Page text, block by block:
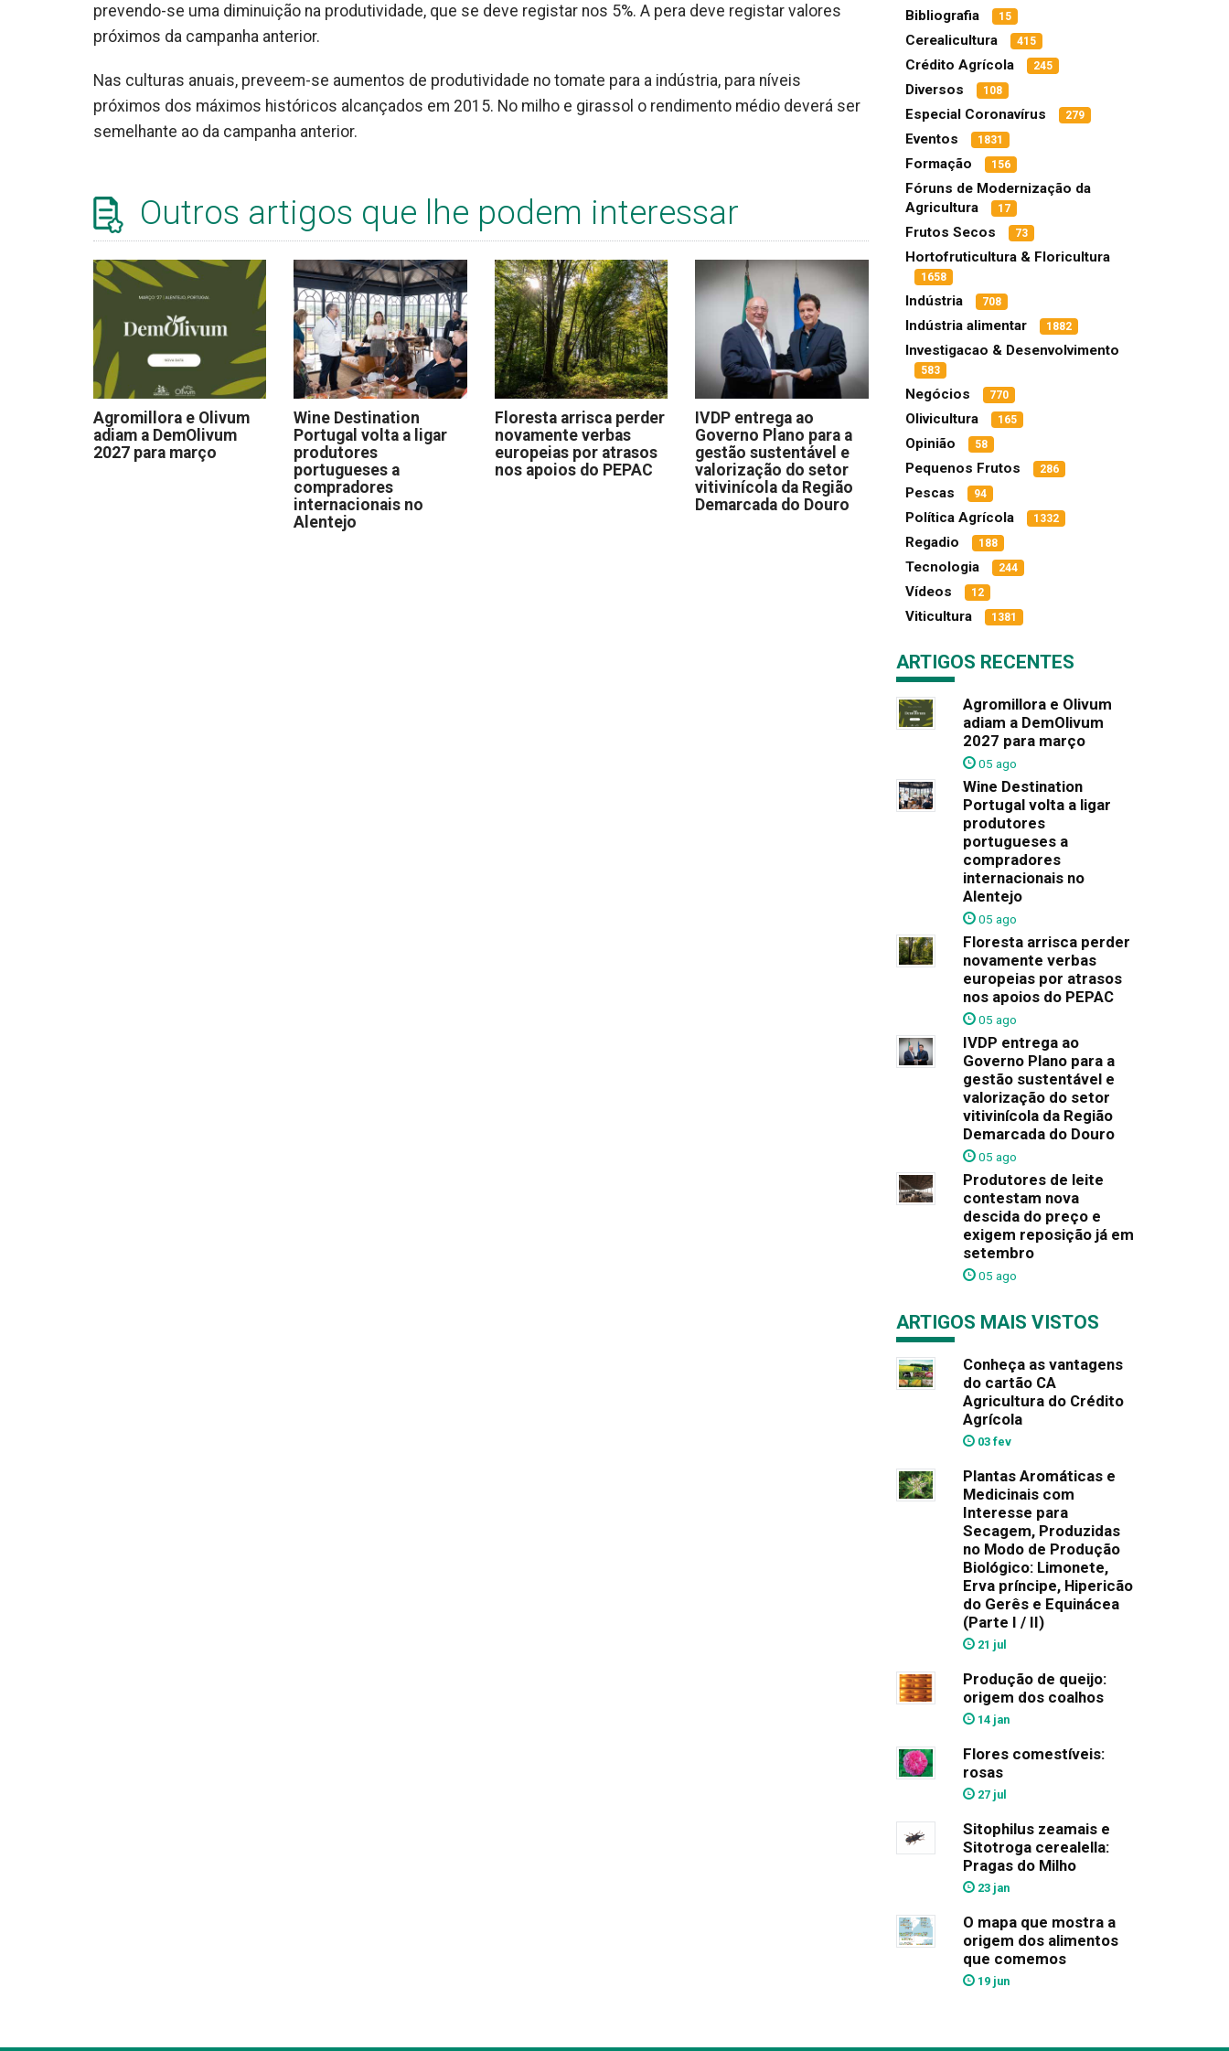
prevendo-se uma diminuição na produtividade, que se deve registar nos 5%. A pera deve registar valores
próximos da campanha anterior.
Nas culturas anuais, preveem-se aumentos de produtividade no tomate para a indústria, para níveis
próximos dos máximos históricos alcançados em 2015. No milho e girassol o rendimento médio deverá ser
semelhante ao da campanha anterior.
Outros artigos que lhe podem interessar
Agromillora e Olivum
adiam a DemOlivum
2027 para março
Wine Destination
Portugal volta a ligar
produtores
portugueses a
compradores
internacionais no
Alentejo
Floresta arrisca perder
novamente verbas
europeias por atrasos
nos apoios do PEPAC
IVDP entrega ao
Governo Plano para a
gestão sustentável e
valorização do setor
vitivinícola da Região
Demarcada do Douro
Bibliografia 15
Cerealicultura 415
Crédito Agrícola 245
Diversos 108
Especial Coronavírus 279
Eventos 1831
Formação 156
Fóruns de Modernização da
Agricultura
17
Frutos Secos 73
Hortofruticultura & Floricultura
1658
Indústria 708
Indústria alimentar 1882
Investigacao & Desenvolvimento
583
Negócios 770
Olivicultura 165
Opinião 58
Pequenos Frutos 286
Pescas 94
Política Agrícola 1332
Regadio 188
Tecnologia 244
Vídeos 12
Viticultura 1381
ARTIGOS RECENTES
Agromillora e Olivum
adiam a DemOlivum
2027 para março
05 ago
Wine Destination
Portugal volta a ligar
produtores
portugueses a
compradores
internacionais no
Alentejo
05 ago
Floresta arrisca perder
novamente verbas
europeias por atrasos
nos apoios do PEPAC
05 ago
IVDP entrega ao
Governo Plano para a
gestão sustentável e
valorização do setor
vitivinícola da Região
Demarcada do Douro
05 ago
Produtores de leite
contestam nova
descida do preço e
exigem reposição já em
setembro
05 ago
ARTIGOS MAIS VISTOS
Conheça as vantagens
do cartão CA
Agricultura do Crédito
Agrícola
03 fev
Plantas Aromáticas e
Medicinais com
Interesse para
Secagem, Produzidas
no Modo de Produção
Biológico: Limonete,
Erva príncipe, Hipericão
do Gerês e Equinácea
(Parte I / II)
21 jul
Produção de queijo:
origem dos coalhos
14 jan
Flores comestíveis:
rosas
27 jul
Sitophilus zeamais e
Sitotroga cerealella:
Pragas do Milho
23 jan
O mapa que mostra a
origem dos alimentos
que comemos
19 jun